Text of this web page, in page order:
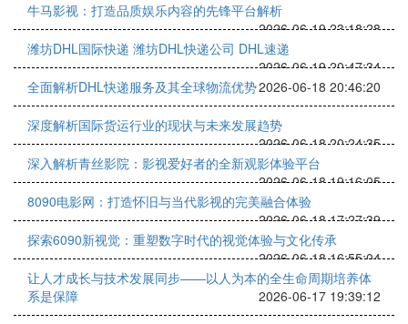
牛马影视：打造品质娱乐内容的先锋平台解析
2026-06-19 23:18:28
潍坊DHL国际快递 潍坊DHL快递公司 DHL速递
2026-06-19 20:47:34
全面解析DHL快递服务及其全球物流优势2026-06-18 20:46:20
深度解析国际货运行业的现状与未来发展趋势
2026-06-18 20:24:35
深入解析青丝影院：影视爱好者的全新观影体验平台
2026-06-18 19:16:05
8090电影网：打造怀旧与当代影视的完美融合体验
2026-06-18 17:27:39
探索6090新视觉：重塑数字时代的视觉体验与文化传承
2026-06-18 16:55:04
让人才成长与技术发展同步——以人为本的全生命周期培养体
系是保障
2026-06-17 19:39:12